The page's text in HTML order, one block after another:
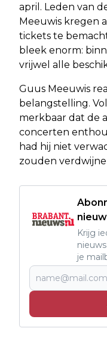
april. Leden van
Meeuwis kregen
tickets te
bleek enorm:
vrijwel alle
Guus Meeuwis
belangstelling.
merkbaar dat de
concerten
had hij niet
zouden
Krijg
je